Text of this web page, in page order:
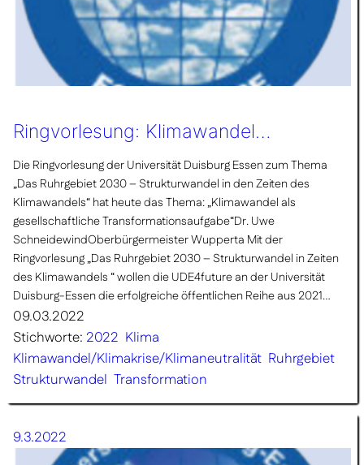
Ringvorlesung: Klimawandel…
Die Ringvorlesung der Universität Duisburg Essen zum Thema
„Das Ruhrgebiet 2030 – Strukturwandel in den Zeiten des
Klimawandels“ hat heute das Thema: „Klimawandel als
gesellschaftliche Transformationsaufgabe“Dr. Uwe
SchneidewindOberbürgermeister Wupperta Mit der
Ringvorlesung „Das Ruhrgebiet 2030 – Strukturwandel in Zeiten
des Klimawandels “ wollen die UDE4future an der Universität
Duisburg-Essen die erfolgreiche öffentlichen Reihe aus 2021…
09.03.2022
Stichworte: 2022 Klima
Klimawandel/Klimakrise/Klimaneutralität Ruhrgebiet
Strukturwandel Transformation
9.3.2022